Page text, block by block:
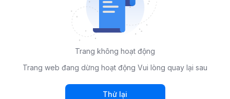
Trang không hoạt động
Trang web đang dừng hoạt động Vui lòng quay lại sau
Thử lại